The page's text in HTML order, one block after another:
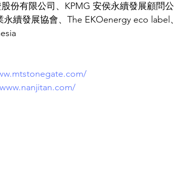
份有限公司、KPMG 安侯永續發展顧問
華民國企業永續發展協會、The EKOenergy eco label、